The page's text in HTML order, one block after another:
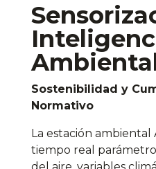
Sostenibilidad y
Normativo
La estación
tiempo real